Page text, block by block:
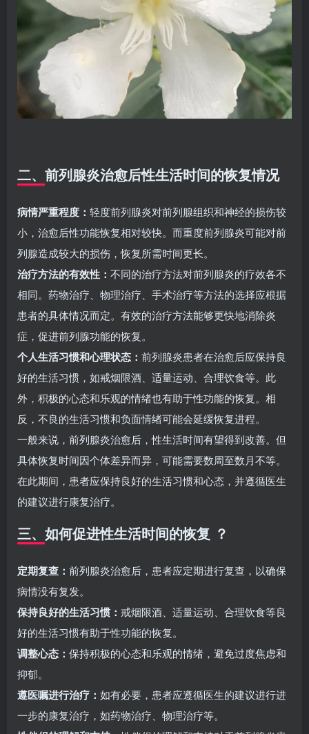
二、前列腺炎治愈后性生活时间的恢复情况
病情严重程度： 轻度前列腺炎对前列腺组织和神经的损伤较
小，治愈后性功能恢复相对较快。而重度前列腺炎可能对前
列腺造成较大的损伤，恢复所需时间更长。
治疗方法的有效性： 不同的治疗方法对前列腺炎的疗效各不
相同。药物治疗、物理治疗、手术治疗等方法的选择应根据
患者的具体情况而定。有效的治疗方法能够更快地消除炎
症，促进前列腺功能的恢复。
个人生活习惯和心理状态： 前列腺炎患者在治愈后应保持良
好的生活习惯，如戒烟限酒、适量运动、合理饮食等。此
外，积极的心态和乐观的情绪也有助于性功能的恢复。相
反，不良的生活习惯和负面情绪可能会延缓恢复进程。
一般来说，前列腺炎治愈后，性生活时间有望得到改善。但
具体恢复时间因个体差异而异，可能需要数周至数月不等。
在此期间，患者应保持良好的生活习惯和心态，并遵循医生
的建议进行康复治疗。
三、如何促进性生活时间的恢复 ？
定期复查： 前列腺炎治愈后，患者应定期进行复查，以确保
病情没有复发。
保持良好的生活习惯： 戒烟限酒、适量运动、合理饮食等良
好的生活习惯有助于性功能的恢复。
调整心态： 保持积极的心态和乐观的情绪，避免过度焦虑和
抑郁。
遵医嘱进行治疗： 如有必要，患者应遵循医生的建议进行进
一步的康复治疗，如药物治疗、物理治疗等。